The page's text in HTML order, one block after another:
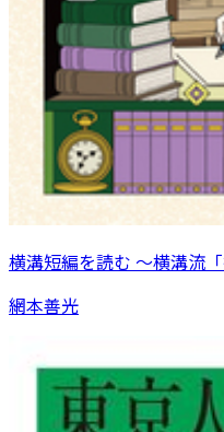
横溝短編を読む 〜横溝流
網本善光